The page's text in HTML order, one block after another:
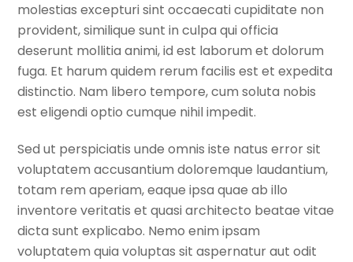
molestias excepturi sint occaecati cupiditate non
provident, similique sunt in culpa qui officia
deserunt mollitia animi, id est laborum et dolorum
fuga. Et harum quidem rerum facilis est et expedita
distinctio. Nam libero tempore, cum soluta nobis
est eligendi optio cumque nihil impedit.
Sed ut perspiciatis unde omnis iste natus error sit
voluptatem accusantium doloremque laudantium,
totam rem aperiam, eaque ipsa quae ab illo
inventore veritatis et quasi architecto beatae vitae
dicta sunt explicabo. Nemo enim ipsam
voluptatem quia voluptas sit aspernatur aut odit